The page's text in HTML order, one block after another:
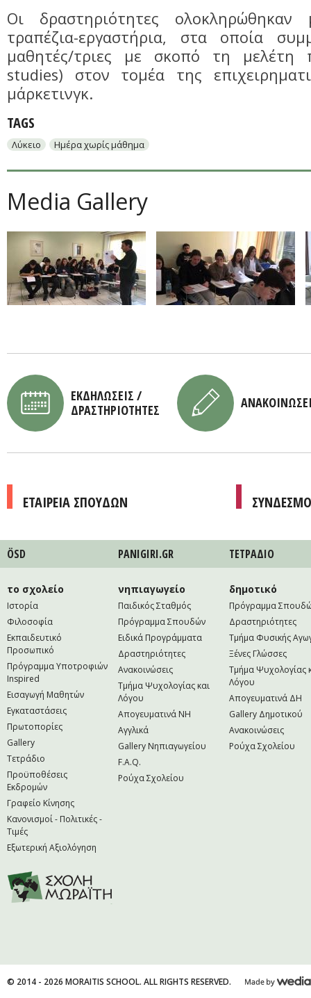
Οι δραστηριότητες
τραπέζια-εργαστήρια, στα οποία
μαθητές/τριες με σκοπό τη μελέτη
studies) στον τομέα της
μάρκετινγκ.
TAGS
Λύκειο Ημέρα χωρίς μάθημα
Media Gallery
ΕΚΔΗΛΩΣΕΙΣ /
ΔΡΑΣΤΗΡΙΟΤΗΤΕΣ
ΕΤΑΙΡΕΙΑ ΣΠΟΥΔΩΝ
ÖSD PANIGIRI.GR ΤΕΤΡAΔΙΟ
το σχολείο
Ιστορία
Φιλοσοφία
Εκπαιδευτικό
Προσωπικό
Πρόγραμμα Υποτροφιών
Inspired
Εισαγωγή Μαθητών
Εγκαταστάσεις
Πρωτοπορίες
Gallery
Τετράδιο
Προϋποθέσεις
Εκδρομών
Γραφείο Κίνησης
Κανονισμοί - Πολιτικές -
Τιμές
Εξωτερική Αξιολόγηση
νηπιαγωγείο
Παιδικός Σταθμός
Πρόγραμμα Σπουδών
Ειδικά Προγράμματα
Δραστηριότητες
Ανακοινώσεις
Τμήμα Ψυχολογίας και
Λόγου
Απογευματινά NH
Αγγλικά
Gallery Νηπιαγωγείου
F.A.Q.
Ρούχα Σχολείου
δημοτικό
Πρόγραμμα
Δραστηριότητες
Τμήμα Φυσικής
Ξένες Γλώσσες
Τμήμα Ψυχολογίας
Λόγου
Απογευματινά ΔΗ
Gallery Δημοτικού
Ανακοινώσεις
Ρούχα Σχολείου
© 2014 - 2026 MORAITIS SCHOOL. ALL RIGHTS RESERVED.